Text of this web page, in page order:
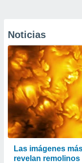
Noticias
Las imágenes
revelan